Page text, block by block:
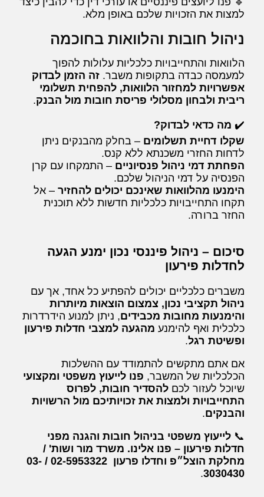
למצות את הזכויות שלכם באופן מלא.
ניהול חובות והלוואות בחוכמה
הלוואות והתחייבויות כלכליות עלולות להפוך
למעמסה כבדה בתקופות משבר. זה הזמן לבדוק
אפשרויות למחזור הלוואות, להפחית תשלומי
ריבית ולבחון מסלולי פריסת חובות מול הבנק.
✔️ מה כדאי לבדוק?
שקלו דחיית תשלומים – בחלק מהבנקים ניתן
לדחות החזרי משכנתא ללא קנס.
הפחתת דמי ניהול פנסיוניים – התמקחו עם קרן
הפנסיה על דמי הניהול שלכם.
הימנעו מהלוואות שאינכם יכולים להחזיר – אל
תקחו התחייבויות כלכליות חדשות ללא תוכנית
החזר ברורה.
סיכום – ניהול פיננסי נכון ימנע הגעה
לחדלות פירעון
משברים כלכליים יכולים להפתיע כל אחד, אך עם
ניהול תקציבי נכון, צמצום הוצאות מיותרות
והימנעות מחובות מכבידים, ניתן למנוע הידרדרות
כלכלית ואף להימנע מהגעה למצבי חדלות פירעון
ופשיטת רגל.
אם אתם מתקשים להתמודד עם ההשלכות
הכלכליות של המשבר, פנו לייעוץ משפטי ומקצועי
שיוכל לעזור לכם להסדיר חובות, לפרוס
התחייבויות ולמצות את זכויותיכם מול הרשויות
והבנקים.
📞 לייעוץ משפטי בניהול חובות והגנה מפני
חדלות פירעון – פנו אלינו. משרד מור ושות' /
מחלקת הוצל״פ וחדלו פרעון 02-5953322 / 03-
3030430
.